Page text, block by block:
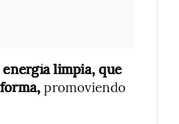
limpia, que
promoviendo